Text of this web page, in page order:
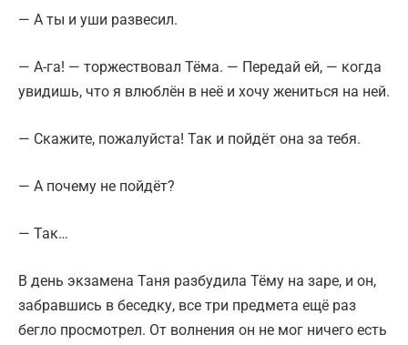
— А ты и уши развесил.
— А-га! — торжествовал Тёма. — Передай ей, — когда
увидишь, что я влюблён в неё и хочу жениться на ней.
— Скажите, пожалуйста! Так и пойдёт она за тебя.
— А почему не пойдёт?
— Так…
В день экзамена Таня разбудила Тёму на заре, и он,
забравшись в беседку, все три предмета ещё раз
бегло просмотрел. От волнения он не мог ничего есть